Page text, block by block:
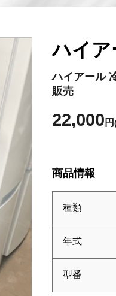
ハイア
ハイアール
販売
22,000 円
商品情報
種類
年式
型番